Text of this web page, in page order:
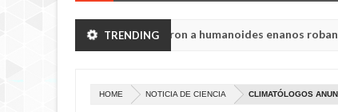
TRENDING
de Chelyabinsk vieron a humanoides enanos robando
HOME NOTICIA DE CIENCIA CLIMATÓLOGOS